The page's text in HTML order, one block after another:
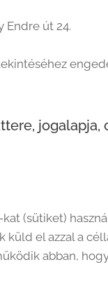
Endre út 24.
(sütiket)
el azzal a
abban,